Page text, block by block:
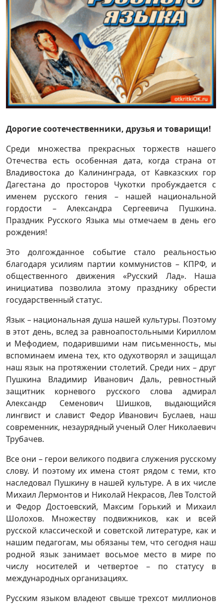
Дорогие соотечественники, друзья и товарищи!
Среди множества прекрасных торжеств нашего
Отечества есть особенная дата, когда страна от
Владивостока до Калининграда, от Кавказских гор
Дагестана до просторов Чукотки пробуждается с
именем русского гения – нашей национальной
гордости – Александра Сергеевича Пушкина.
Праздник Русского Языка мы отмечаем в день его
рождения!
Это долгожданное событие стало реальностью
благодаря усилиям партии коммунистов – КПРФ, и
общественного движения «Русский Лад». Наша
инициатива позволила этому празднику обрести
государственный статус.
Язык – национальная душа нашей культуры. Поэтому
в этот день, вслед за равноапостольными Кириллом
и Мефодием, подарившими нам письменность, мы
вспоминаем имена тех, кто одухотворял и защищал
наш язык на протяжении столетий. Среди них – друг
Пушкина Владимир Иванович Даль, ревностный
защитник корневого русского слова адмирал
Александр Семенович Шишков, выдающийся
лингвист и славист Федор Иванович Буслаев, наш
современник, незаурядный ученый Олег Николаевич
Трубачев.
Все они – герои великого подвига служения русскому
слову. И поэтому их имена стоят рядом с теми, кто
наследовал Пушкину в нашей культуре. А в их числе
Михаил Лермонтов и Николай Некрасов, Лев Толстой
и Федор Достоевский, Максим Горький и Михаил
Шолохов. Множеству подвижников, как и всей
русской классической и советской литературе, как и
нашим педагогам, мы обязаны тем, что сегодня наш
родной язык занимает восьмое место в мире по
числу носителей и четвертое – по статусу в
международных организациях.
Русским языком владеют свыше трехсот миллионов